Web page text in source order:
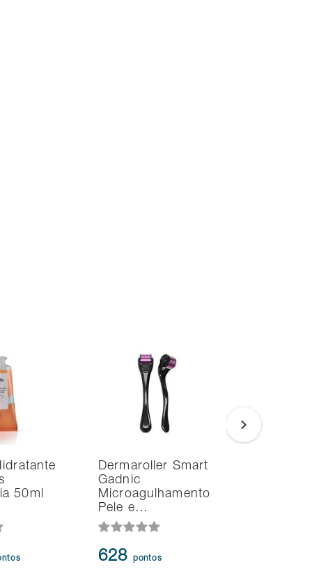
50ml
Dermaroller Smart
Gadnic
Microagulhamento
Pele e…
628 pontos